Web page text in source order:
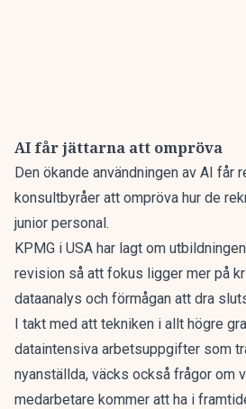
AI får jättarna att ompröva
Den ökande användningen av AI får
konsultbyråer att ompröva hur de
junior personal.
KPMG i USA har lagt om
revision så att fokus ligger mer på
dataanalys och förmågan att dra
I takt med att tekniken i allt högre
dataintensiva arbetsuppgifter som
nyanställda, väcks också frågor om
medarbetare kommer att ha i